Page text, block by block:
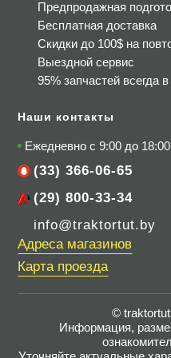
Предпродажная
Бесплатная доставка
Скидки до 100$ на
Выездной сервис
95% запчастей всегда
Наши контакты
Ежедневно с 9:00 до 18:00
(33) 366-06-65
(29) 800-33-34
info@traktortut.by
Адреса магазинов
Карта проезда
©
Информация,